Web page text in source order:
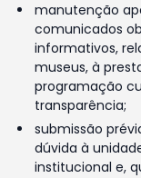
manutenção
comunicados
informativos,
museus, à
programação
transparência;
submissão
dúvida à
institucional e,